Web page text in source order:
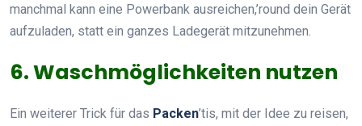
manchmal kann eine Powerbank ausreichen,’round dein Gerät
aufzuladen, statt ein ganzes Ladegerät mitzunehmen.
6. Waschmöglichkeiten nutzen
Ein weiterer Trick für das Packen’tis, mit der Idee zu reisen,